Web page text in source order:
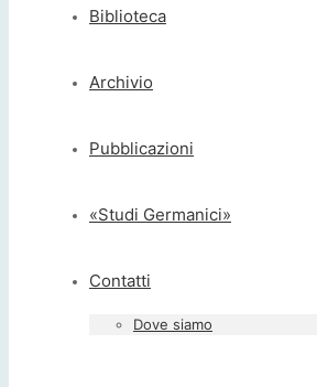
Biblioteca
Archivio
Pubblicazioni
«Studi Germanici»
Contatti
Dove siamo